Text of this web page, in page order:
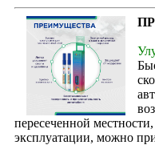
пересеченной
эксплуатации, можно